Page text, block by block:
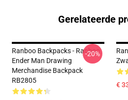
Gerelateerde
Ranboo Backpacks - Ranboo
Ender Man Drawing
Merchandise Backpack
RB2805
-20%
€